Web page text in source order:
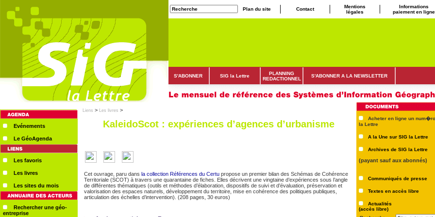
Plan du site Contact
Mentions
légales
Informations
paiement en ligne
S'ABONNER SIG la Lettre
PLANNING
REDACTIONNEL
S'ABONNER A LA NEWSLETTER
Evénements
Le GéoAgenda
Les favoris
Les livres
Les sites du mois
Rechercher une géo-
entreprise
Liens > Les livres >
KaleidoScot : expériences d’agences d’urbanisme
Cet ouvrage, paru dans la collection Références du Certu propose un premier bilan des Schémas de Cohérence
Territoriale (SCOT) à travers une quarantaine de fiches. Elles décrivent une vingtaine d’expériences sous l’angle
de différentes thématiques (outils et méthodes d’élaboration, dispositifs de suivi et d’évaluation, préservation et
valorisation des espaces naturels, développement du territoire, mise en cohérence des politiques publiques,
articulation des échelles d’intervention). (208 pages, 30 euros)
Acheter en ligne un
la Lettre
A la Une sur SIG la Lettre
Archives de SIG la Lettre
(payant sauf aux abonnés)
Communiqués de presse
Textes en accès libre
Actualités
(accès libre)